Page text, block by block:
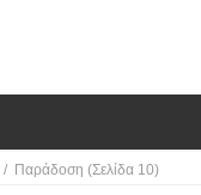
/ Παράδοση (Σελίδα 10)